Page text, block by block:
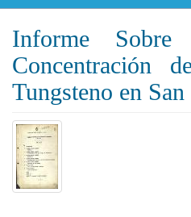
Informe
Concentración
Tungsteno en